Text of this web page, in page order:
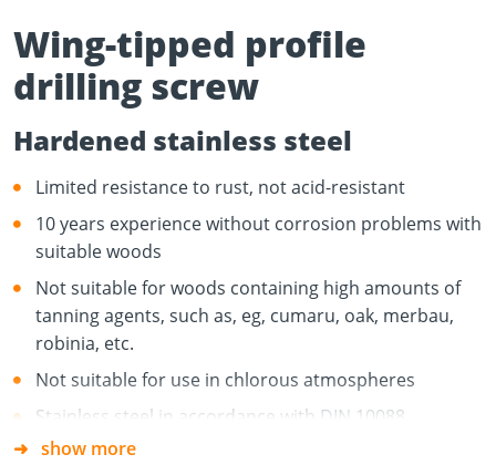
Wing-tipped profile
drilling screw
Hardened stainless steel
Limited resistance to rust, not acid-resistant
10 years experience without corrosion problems with
suitable woods
Not suitable for woods containing high amounts of
tanning agents, such as, eg, cumaru, oak, merbau,
robinia, etc.
Not suitable for use in chlorous atmospheres
Stainless steel in accordance with DIN 10088
Special feature
show more